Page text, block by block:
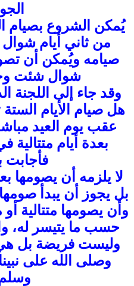
يُمكن الشروع بصيام
من ثاني أيام شوال
صيامه ويُمكن أن
شوال شئت
وقد جاء إلى اللجنة
هل صيام الأيام
عقب يوم العيد
بعدة أيام
فأجابت
لا يلزمه أن يصومها
بل يجوز أن يبدأ صومها
وأن يصومها متتالية
حسب ما يتيسر له،
وليست فريضة بل هي
وصلى الله على
وسلم